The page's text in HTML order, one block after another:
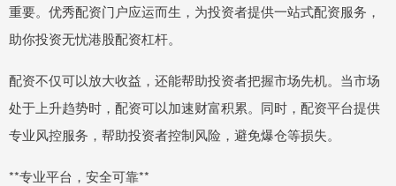
重要。优秀配资门户应运而生，为投资者提供一站式配资服务，
助你投资无忧港股配资杠杆。
配资不仅可以放大收益，还能帮助投资者把握市场先机。当市场
处于上升趋势时，配资可以加速财富积累。同时，配资平台提供
专业风控服务，帮助投资者控制风险，避免爆仓等损失。
**专业平台，安全可靠**